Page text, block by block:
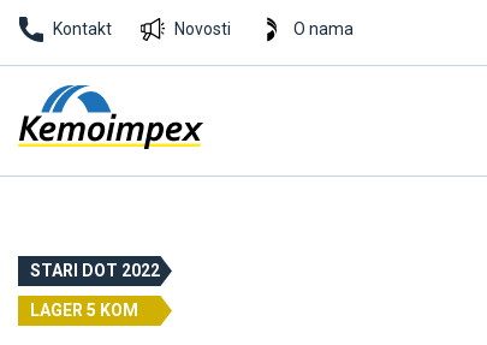
Kontakt Novosti O nama
STARI DOT 2022
LAGER 5 KOM